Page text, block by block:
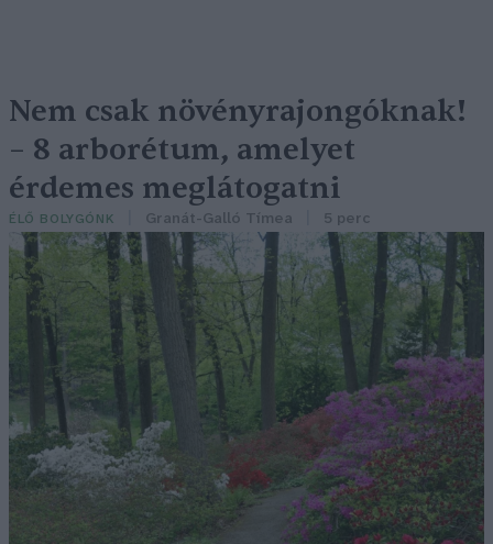
Nem csak növényrajongóknak!
– 8 arborétum, amelyet
érdemes meglátogatni
ÉLŐ BOLYGÓNK Granát-Galló Tímea 5 perc